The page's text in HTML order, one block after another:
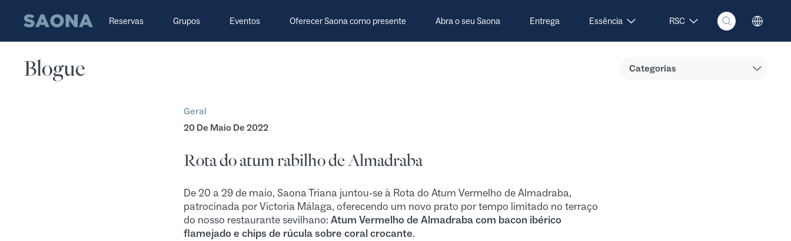
Grupo Saona Reservas Grupos Eventos Oferecer Saona como presente Abra o seu Saona Entrega Essência RSC
Blogue
Geral
20 De Maio De 2022
Rota do atum rabilho de Almadraba
De 20 a 29 de maio, Saona Triana juntou-se à Rota do Atum Vermelho de Almadraba,
patrocinada por Victoria Málaga, oferecendo um novo prato por tempo limitado no terraço
do nosso restaurante sevilhano: Atum Vermelho de Almadraba com bacon ibérico
flamejado e chips de rúcula sobre coral crocante.